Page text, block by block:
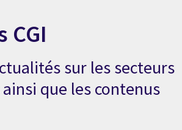
CGI
sur les secteurs
que les contenus